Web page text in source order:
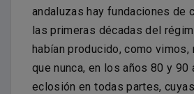
andaluzas hay fundaciones de
las primeras décadas del
habían producido, como vimos,
que nunca, en los años 80 y
eclosión en todas partes,